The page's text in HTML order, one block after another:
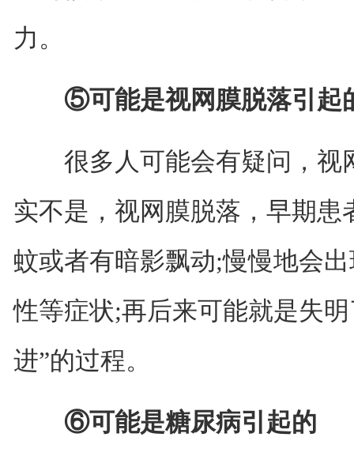
力。
⑤可能是视网膜脱落引起
很多人可能会有疑问，视
实不是，视网膜脱落，早期
蚊或者有暗影飘动;慢慢地会
性等症状;再后来可能就是失
进”的过程。
⑥可能是糖尿病引起的